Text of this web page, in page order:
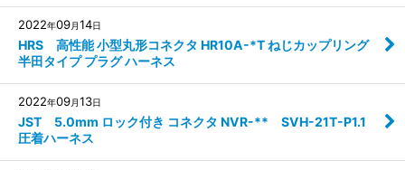
2022年09月14日
HRS 高性能 小型丸形コネクタ HR10A-*T ねじカップリング
半田タイプ プラグ ハーネス
2022年09月13日
JST 5.0mm ロック付き コネクタ NVR-** SVH-21T-P1.1
圧着ハーネス